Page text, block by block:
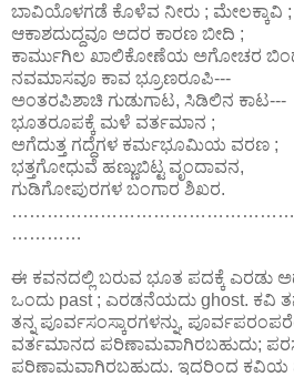
ಬಾವಿಯೊಳಗಡೆ ಕೊಳೆವ ನೀರು ; ಮೇಲಕ್ಕಾವಿ ;
ಆಕಾಶದುದ್ದವೂ ಅದರ ಕಾರಣ ಬೀದಿ ;
ಕಾರ್ಮುಗಿಲ ಖಾಲಿಕೋಣೆಯ ಅಗೋಚರ
ನವಮಾಸವೂ ಕಾವ ಭ್ರೂಣರೂಪಿ---
ಅಂತರಪಿಶಾಚಿ ಗುಡುಗಾಟ, ಸಿಡಿಲಿನ ಕಾಟ---
ಭೂತರೂಪಕ್ಕೆ ಮಳೆ ವರ್ತಮಾನ ;
ಅಗೆದುತ್ತ ಗದ್ದೆಗಳ ಕರ್ಮಭೂಮಿಯ ವರಣ ;
ಭತ್ತಗೋಧುವೆ ಹಣ್ಣುಬಿಟ್ಟ ವೃಂದಾವನ,
ಗುಡಿಗೋಪುರಗಳ ಬಂಗಾರ ಶಿಖರ.
…………
ಈ ಕವನದಲ್ಲಿ ಬರುವ ಭೂತ ಪದಕ್ಕೆ ಎರಡು
ಒಂದು past ; ಎರಡನೆಯದು ghost. ಕವಿ
ತನ್ನ ಪೂರ್ವಸಂಸ್ಕಾರಗಳನ್ನು,
ವರ್ತಮಾನದ ಪರಿಣಾಮವಾಗಿರಬಹುದು;
ಪರಿಣಾಮವಾಗಿರಬಹುದು. ಇದರಿಂದ ಕವಿಯ